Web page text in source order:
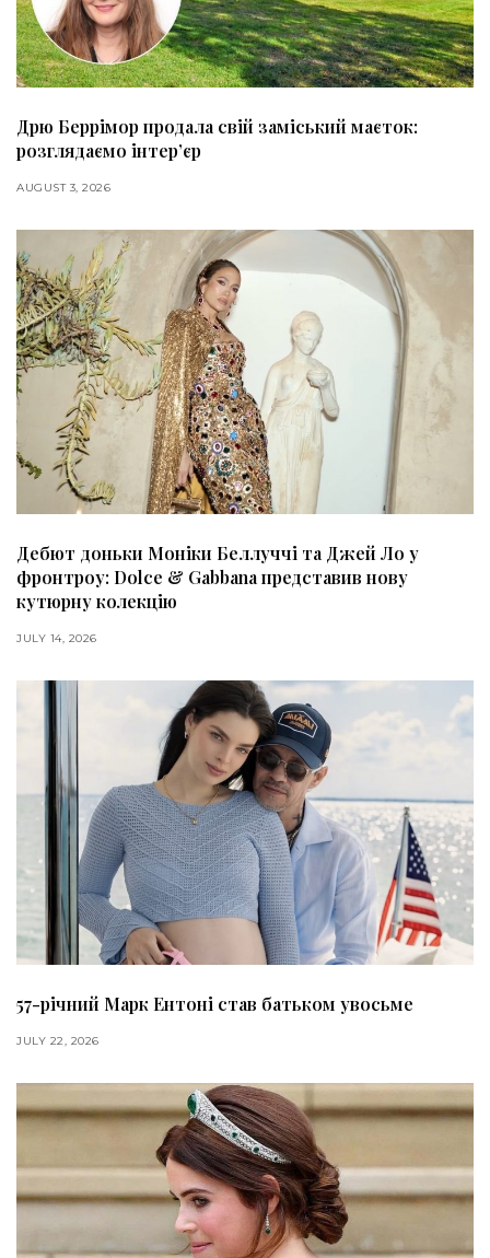
Дрю Беррімор продала свій заміський маєток:
розглядаємо інтер’єр
AUGUST 3, 2026
Дебют доньки Моніки Беллуччі та Джей Ло у
фронтроу: Dolce & Gabbana представив нову
кутюрну колекцію
JULY 14, 2026
57-річний Марк Ентоні став батьком увосьме
JULY 22, 2026